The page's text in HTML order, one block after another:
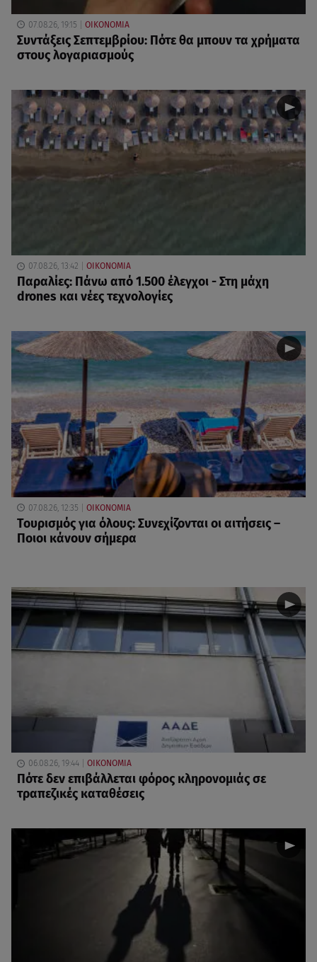
07.08.26, 19:15 ΟΙΚΟΝΟΜΙΑ
Συντάξεις Σεπτεμβρίου: Πότε θα μπουν τα χρήματα
στους λογαριασμούς
07.08.26, 13:42 ΟΙΚΟΝΟΜΙΑ
Παραλίες: Πάνω από 1.500 έλεγχοι - Στη μάχη
drones και νέες τεχνολογίες
07.08.26, 12:35 ΟΙΚΟΝΟΜΙΑ
Τουρισμός για όλους: Συνεχίζονται οι αιτήσεις –
Ποιοι κάνουν σήμερα
06.08.26, 19:44 ΟΙΚΟΝΟΜΙΑ
Πότε δεν επιβάλλεται φόρος κληρονομιάς σε
τραπεζικές καταθέσεις